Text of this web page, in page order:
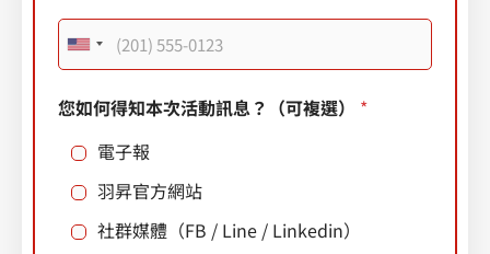
U
i
t
e
d
您如何得知本次活動訊息？（可複選） *
電子報
羽昇官方網站
社群媒體（FB / Line / Linkedin）